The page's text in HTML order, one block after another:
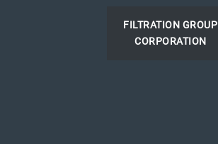
FILTRATION GROUP
CORPORATION